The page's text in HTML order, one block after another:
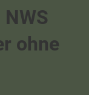
ohne